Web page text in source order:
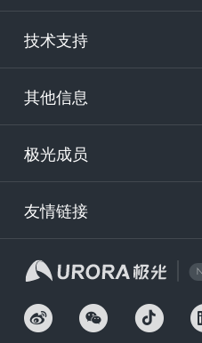
技术支持
其他信息
极光成员
友情链接